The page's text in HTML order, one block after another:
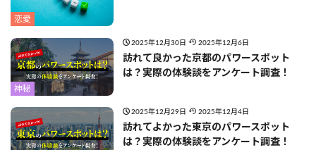
恋愛
神秘
2025年12月30日 2025年12月6日
訪れて良かった京都のパワースポット
は？実際の体験談をアンケート調査！
2025年12月29日 2025年12月4日
訪れてよかった東京のパワースポット
は？実際の体験談をアンケート調査！